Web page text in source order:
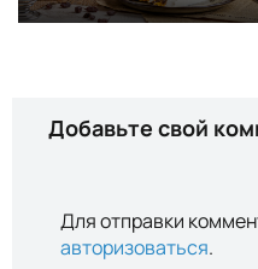
Добавьте свой
Для отправки
авторизоваться.